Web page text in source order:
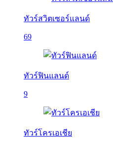
ทัวร์สวิตเซอร์แลนด์
69
ทัวร์ฟินแลนด์
9
ทัวร์โครเอเชีย